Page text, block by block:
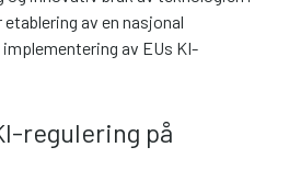
av en nasjonal
av EUs KI-
regulering på